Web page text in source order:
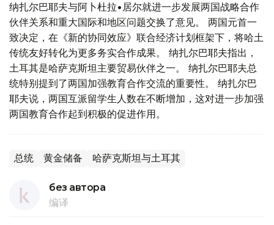
纳扎尔巴耶夫与阿卜杜拉•居尔就进一步发展两国战略合作
伙伴关系和重大国际和地区问题交换了意见。 两国元首一
致决定，在《新的协同效应》联合经济计划框架下，将哈土
传统友好转化为更多务实合作成果。 纳扎尔巴耶夫指出，
土耳其是哈萨克斯坦主要贸易伙伴之一。 纳扎尔巴耶夫总
统特别提到了两国加强教育合作交流的重要性。 纳扎尔巴
耶夫说，两国互派留学生人数在不断增加，这对进一步加强
两国教育合作起到积极的促进作用。
总统 黄金储备 哈萨克斯坦与土耳其
без автора
编译